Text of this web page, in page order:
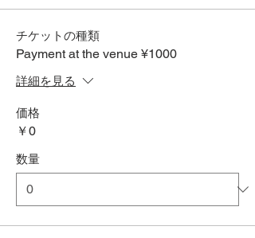
チケットの種類
Payment at the venue ¥1000
詳細を見る
価格
￥0
数量